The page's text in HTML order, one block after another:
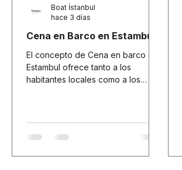
Cena en Barco en Estambul
El concepto de Cena en barco en
Estambul ofrece tanto a los
habitantes locales como a los
Boat İstanbul
hace 3 días